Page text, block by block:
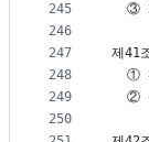
245
246
247
248
249
250
③
제41
①
②